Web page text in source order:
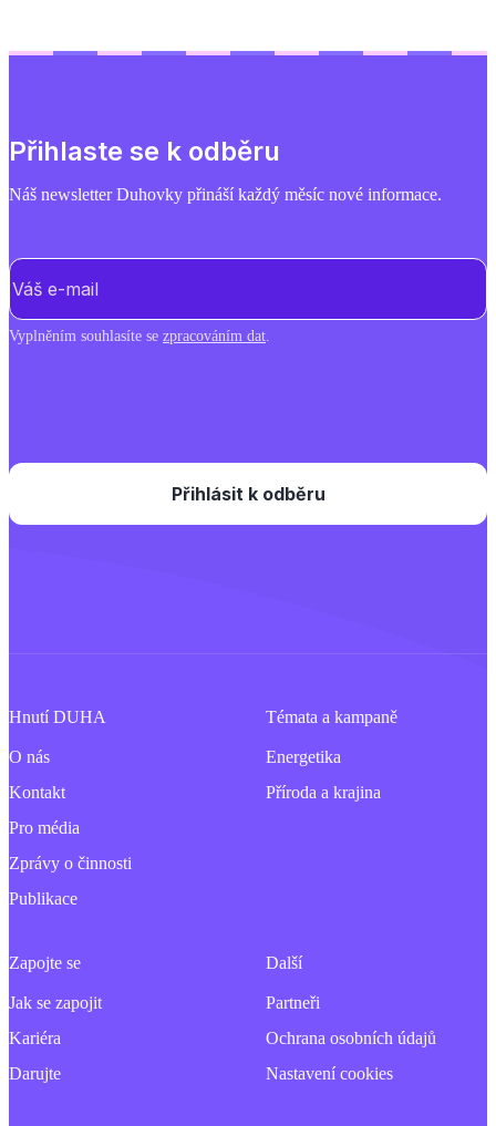
Přihlaste se k odběru
Náš newsletter Duhovky přináší každý měsíc nové informace.
E-mail
Vyplněním souhlasíte se zpracováním dat.
Hnutí DUHA
O nás
Kontakt
Pro média
Zprávy o činnosti
Publikace
Témata a kampaně
Energetika
Příroda a krajina
Zapojte se
Jak se zapojit
Kariéra
Darujte
Další
Partneři
Ochrana osobních údajů
Nastavení cookies